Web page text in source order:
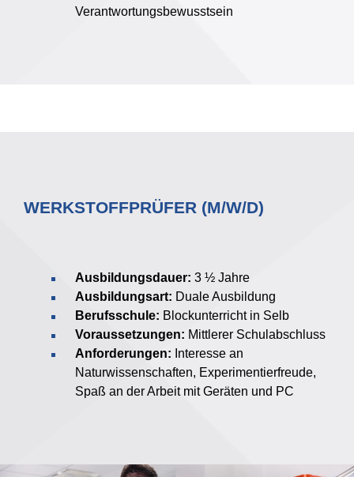
Verantwortungsbewusstsein
WERKSTOFFPRÜFER (M/W/D)
Ausbildungsdauer: 3 ½ Jahre
Ausbildungsart: Duale Ausbildung
Berufsschule: Blockunterricht in Selb
Voraussetzungen: Mittlerer Schulabschluss
Anforderungen: Interesse an
Naturwissenschaften, Experimentierfreude,
Spaß an der Arbeit mit Geräten und PC